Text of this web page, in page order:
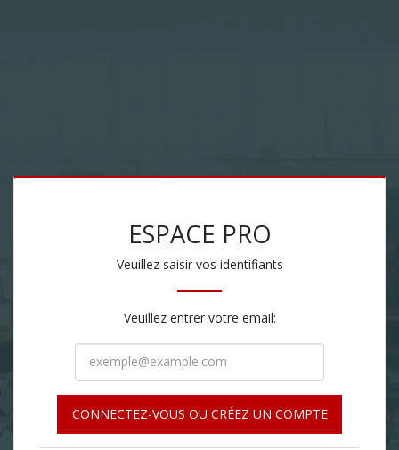
ESPACE PRO
Veuillez saisir vos identifiants
Veuillez entrer votre email:
CONNECTEZ-VOUS OU CRÉEZ UN COMPTE